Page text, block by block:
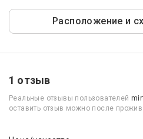
Расположение и
1 отзыв
Реальные отзывы пользователей
оставить отзыв можно после